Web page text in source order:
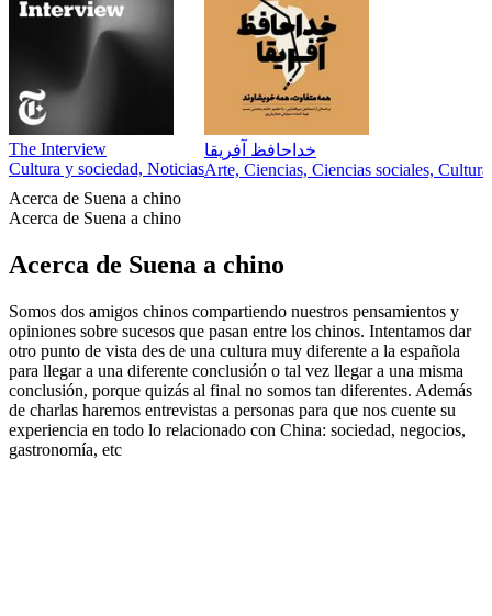
The Interview
Cultura y sociedad, Noticias
خداحافظ آفریقا
Arte, Ciencias, Ciencias sociales,
Acerca de Suena a chino
Acerca de Suena a chino
Acerca de Suena a chino
Somos dos amigos chinos compartiendo nuestros pensamientos y
opiniones sobre sucesos que pasan entre los chinos. Intentamos dar
otro punto de vista des de una cultura muy diferente a la española
para llegar a una diferente conclusión o tal vez llegar a una misma
conclusión, porque quizás al final no somos tan diferentes. Además
de charlas haremos entrevistas a personas para que nos cuente su
experiencia en todo lo relacionado con China: sociedad, negocios,
gastronomía, etc